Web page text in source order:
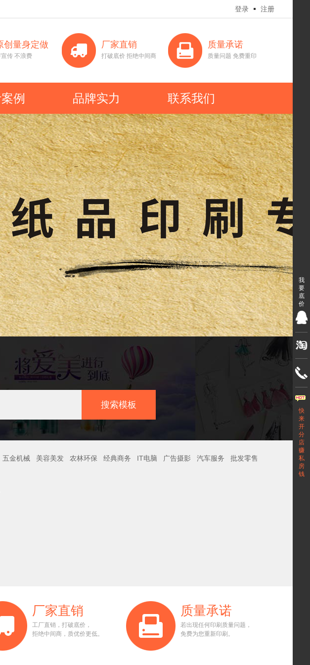
登录 注册
创量身定做
传 不浪费
厂家直销
打破底价 拒绝中间商
质量承诺
质量问题 免费重印
例 品牌实力 联系我们
搜索模板
五金机械 美容美发 农林环保 经典商务 IT电脑 广告摄影 汽车服务
批发零售
厂家直销
工厂直销，打破底价，
拒绝中间商，质优价更低。
质量承诺
若出现任何印刷质量问题，
免费为您重新印刷。
我
要
底
价
快
来
开
分
店
赚
私
房
钱